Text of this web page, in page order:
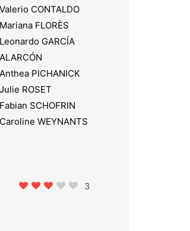
Valerio CONTALDO
Mariana FLORÈS
Leonardo GARCÍA
ALARCÓN
Anthea PICHANICK
Julie ROSET
Fabian SCHOFRIN
Caroline WEYNANTS
3